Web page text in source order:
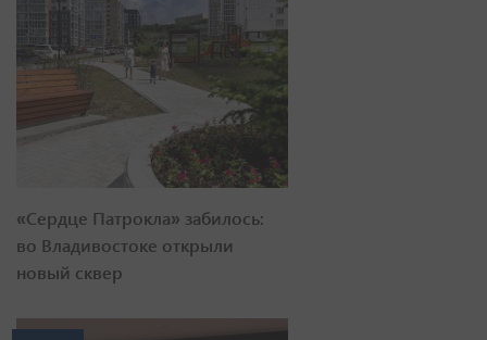
«Сердце Патрокла» забилось:
во Владивостоке открыли
новый сквер